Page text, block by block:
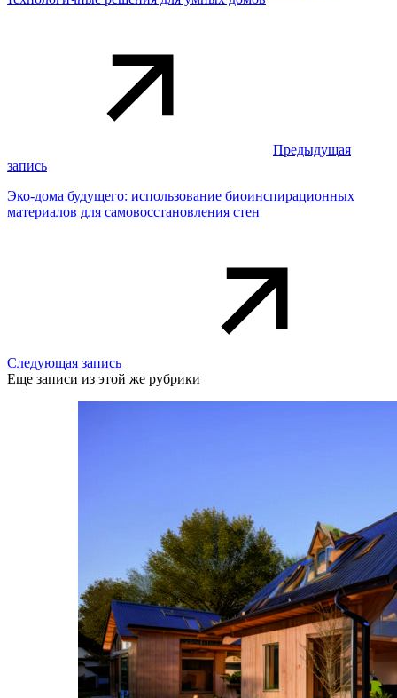
Предыдущая
запись
Эко-дома будущего: использование биоинспирационных
материалов для самовосстановления стен
Следующая запись
Еще записи из этой же рубрики